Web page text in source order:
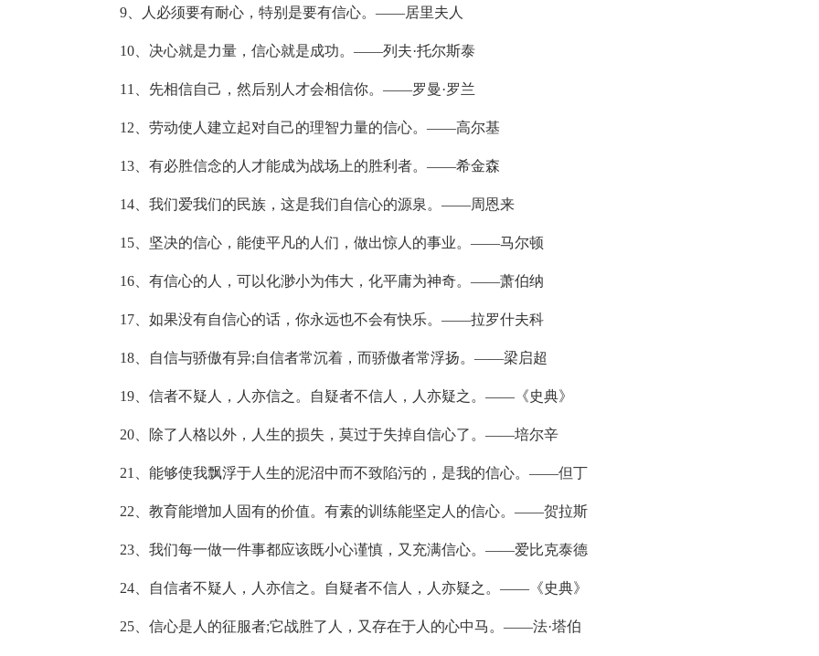
9、人必须要有耐心，特别是要有信心。——居里夫人
10、决心就是力量，信心就是成功。——列夫·托尔斯泰
11、先相信自己，然后别人才会相信你。——罗曼·罗兰
12、劳动使人建立起对自己的理智力量的信心。——高尔基
13、有必胜信念的人才能成为战场上的胜利者。——希金森
14、我们爱我们的民族，这是我们自信心的源泉。——周恩来
15、坚决的信心，能使平凡的人们，做出惊人的事业。——马尔顿
16、有信心的人，可以化渺小为伟大，化平庸为神奇。——萧伯纳
17、如果没有自信心的话，你永远也不会有快乐。——拉罗什夫科
18、自信与骄傲有异;自信者常沉着，而骄傲者常浮扬。——梁启超
19、信者不疑人，人亦信之。自疑者不信人，人亦疑之。——《史典》
20、除了人格以外，人生的损失，莫过于失掉自信心了。——培尔辛
21、能够使我飘浮于人生的泥沼中而不致陷污的，是我的信心。——但丁
22、教育能增加人固有的价值。有素的训练能坚定人的信心。——贺拉斯
23、我们每一做一件事都应该既小心谨慎，又充满信心。——爱比克泰德
24、自信者不疑人，人亦信之。自疑者不信人，人亦疑之。——《史典》
25、信心是人的征服者;它战胜了人，又存在于人的心中马。——法·塔伯